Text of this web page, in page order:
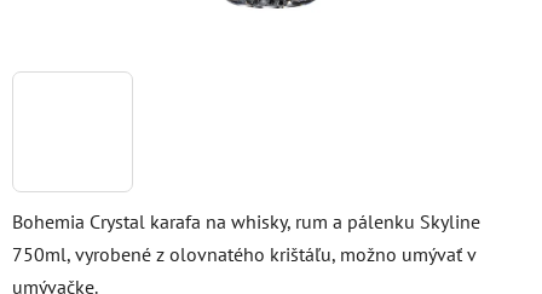
Bohemia Crystal karafa na whisky, rum a pálenku Skyline
750ml, vyrobené z olovnatého krištáľu, možno umývať v
umývačke.